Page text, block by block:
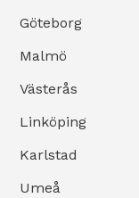
Göteborg
Malmö
Västerås
Linköping
Karlstad
Umeå